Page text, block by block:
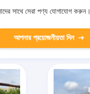
সাথে সেরা পণ্য যোগাযোগ করুন।
আপনার প্রয়োজনীয়তা দিন